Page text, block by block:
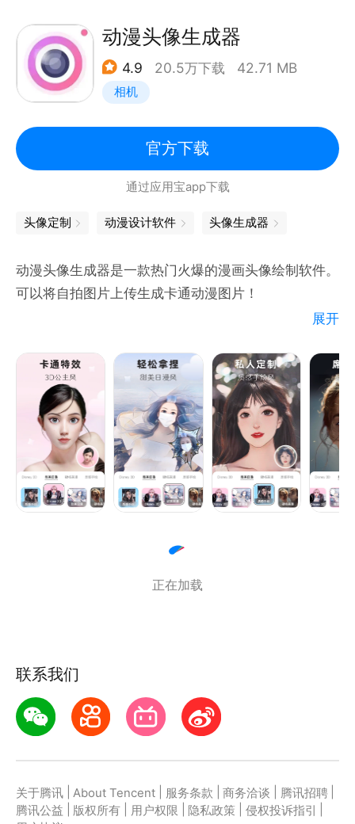
十年专业漫画设计师，量身定制卡通形象，满足你的需
求
【DIY编辑设计】
海量边框、贴纸随意添加，打造个性头像，更有国庆头
动漫头像生成器
4.9 20.5万下载 42.71 MB
相机
官方下载
通过应用宝app下载
头像定制 动漫设计软件 头像生成器
动漫头像生成器是一款热门火爆的漫画头像绘制软件。
可以将自拍图片上传生成卡通动漫图片！
3D动漫风格头像一键生成，迪士尼风格/硬核美漫风
格，满足您的个性化需求，绘制专属于您的动漫形象！
【甜美日漫】
想知道你成为漫画主人公长什么样吗，上传自拍即可一
键跨次元，制作你的漫画脸！
【手绘风格】
还有潮流的漫画手绘风头像，可可风/Q版人像风格任
师，尝试不同的发型，找到你喜欢的搭配！
展开
正在加载
联系我们
关于腾讯 About Tencent 服务条款 商务洽谈 腾讯招聘
腾讯公益
版权所有 用户权限 隐私政策 侵权投诉指引